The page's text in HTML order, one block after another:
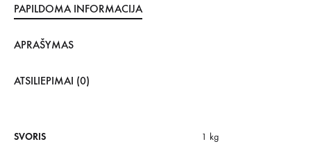
PAPILDOMA INFORMACIJA
APRAŠYMAS
ATSILIEPIMAI (0)
SVORIS 1 kg